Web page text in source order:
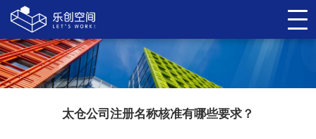
太仓公司注册名称核准有哪些要求？